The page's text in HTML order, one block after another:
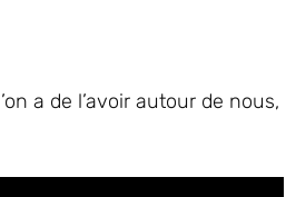
a de l’avoir autour de nous,